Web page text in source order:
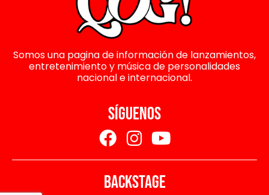
Somos una pagina de información de lanzamientos,
entretenimiento y música de personalidades
nacional e internacional.
SÍGUENOS
BACKSTAGE